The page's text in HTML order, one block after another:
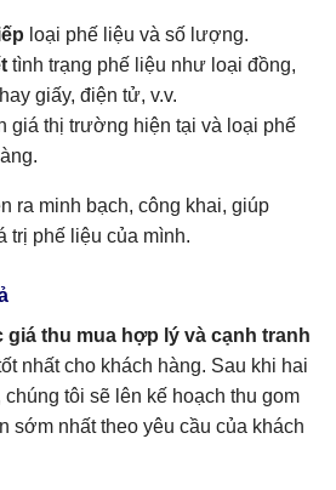
loại phế liệu và số lượng.
tình trạng phế liệu như loại đồng,
giấy, điện tử, v.v.
giá thị trường hiện tại và loại phế
ra minh bạch, công khai, giúp
trị phế liệu của mình.
giá thu mua hợp lý và cạnh tranh
nhất cho khách hàng. Sau khi hai
chúng tôi sẽ lên kế hoạch thu gom
sớm nhất theo yêu cầu của khách